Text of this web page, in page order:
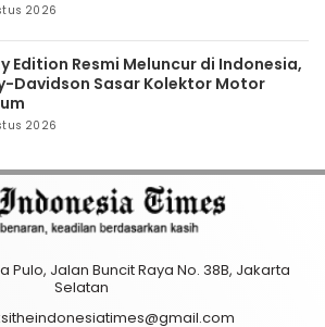
2026
Edition Resmi Meluncur di Indonesia,
Davidson Sasar Kolektor Motor
2026
Pulo, Jalan Buncit Raya No. 38B, Jakarta
Selatan